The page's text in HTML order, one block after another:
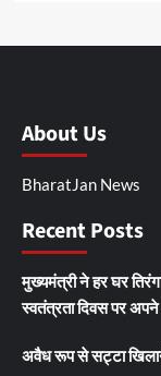
About Us
BharatJan News
Recent Posts
मुख्यमंत्री ने हर घर
स्वतंत्रता दिवस पर अपने
अवैध रूप से सट्टा